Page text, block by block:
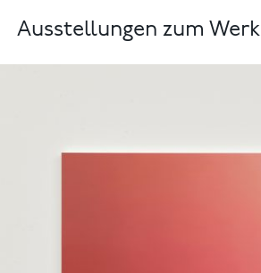
Ausstellungen zum Werk